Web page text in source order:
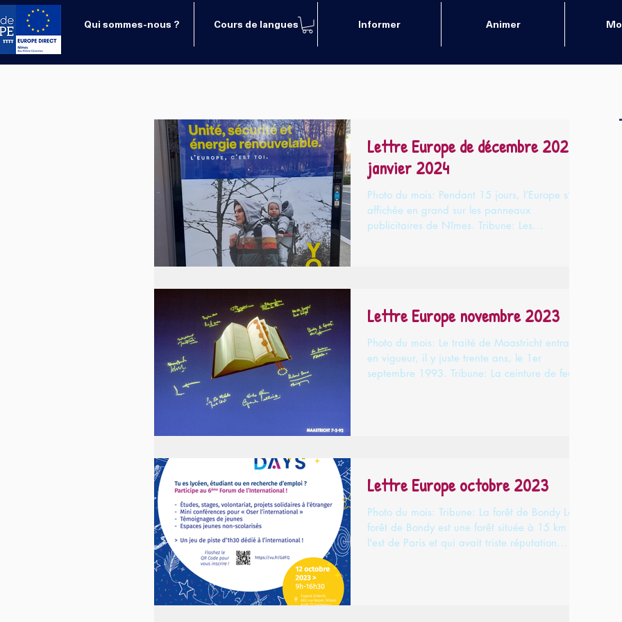
Qui sommes-nous ? Cours de langues Informer Animer
Lettre Europe de décembre 2023
janvier 2024
Photo du mois: Pendant 15 jours, l’Europe s’est
affichée en grand sur les panneaux
publicitaires de Nîmes. Tribune: Les
Lettre Europe novembre 2023
Photo du mois: Le traité de Maastricht entrait
en vigueur, il y juste trente ans, le 1er
septembre 1993. Tribune: La ceinture de feu
Lettre Europe octobre 2023
Photo du mois: Tribune: La forêt de Bondy La
forêt de Bondy est une forêt située à 15 km à
l'est de Paris et qui avait triste réputation...